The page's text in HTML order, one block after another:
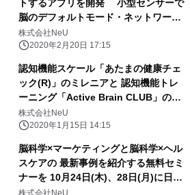
トするアプリを開発 小型センサーで
脳のデフォルトモード・ネットワーク
*1)の 沈静化をモニタリング
株式会社NeU
2020年2月20日 17:15
認知機能スケール「あたまの健康チェ
ック(R)」のミレニアと 認知機能トレ
ーニング「Active Brain CLUB」の
NeUが、協業開始
株式会社NeU
2020年1月15日 14:15
脳科学×マーケティングと脳科学×ヘル
スケアの 最新事例を紹介する無料セミ
ナーを 10月24日(木)、28日(月)に日本
橋にて開催
株式会社NeU